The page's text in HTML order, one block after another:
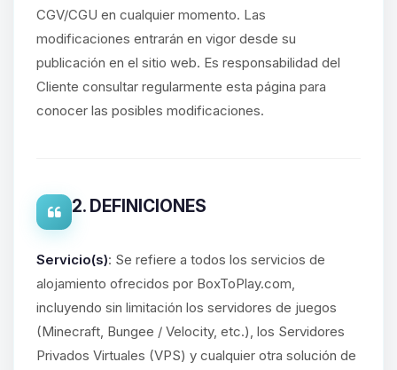
CGV/CGU en cualquier momento. Las
modificaciones entrarán en vigor desde su
publicación en el sitio web. Es responsabilidad del
Cliente consultar regularmente esta página para
conocer las posibles modificaciones.
2. DEFINICIONES
Servicio(s): Se refiere a todos los servicios de
alojamiento ofrecidos por BoxToPlay.com,
incluyendo sin limitación los servidores de juegos
(Minecraft, Bungee / Velocity, etc.), los Servidores
Privados Virtuales (VPS) y cualquier otra solución de